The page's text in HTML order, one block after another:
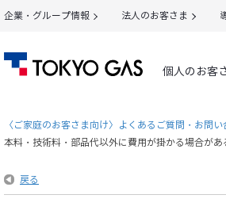
企業・グループ情報 法人のお客さま
個人のお客
〈ご家庭のお客さま向け〉よくあるご質問・お問い
本料・技術料・部品代以外に費用が掛かる場合があ
戻る